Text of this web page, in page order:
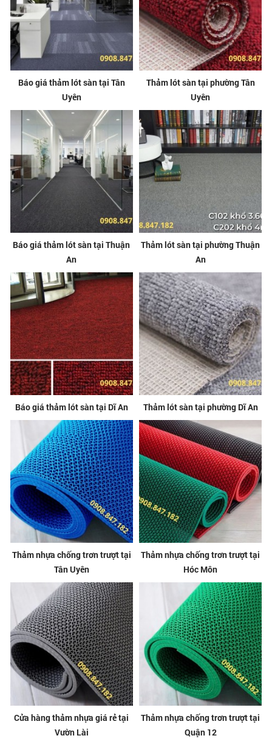
Báo giá thảm lót sàn tại Tân
Uyên
Thảm lót sàn tại phường Tân
Uyên
Báo giá thảm lót sàn tại Thuận
An
Thảm lót sàn tại phường Thuận
An
Báo giá thảm lót sàn tại Dĩ An Thảm lót sàn tại phường Dĩ An
Thảm nhựa chống trơn trượt tại
Tân Uyên
Thảm nhựa chống trơn trượt tại
Hóc Môn
Cửa hàng thảm nhựa giá rẻ tại
Vườn Lài
Thảm nhựa chống trơn trượt tại
Quận 12